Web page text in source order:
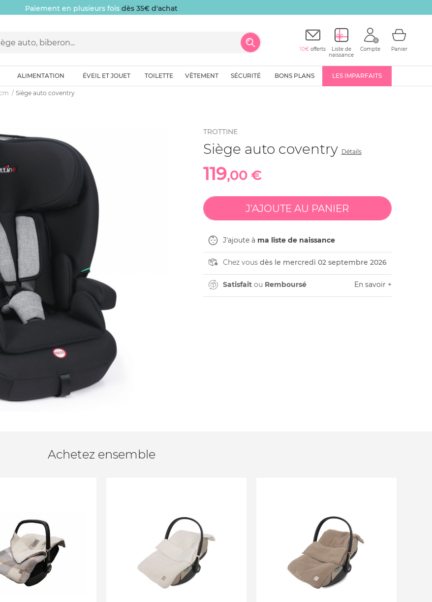
Paiement en plusieurs fois dès 35€ d'achat
10€ offerts
Liste de
naissance
Compte Panier
ALIMENTATION ÉVEIL ET JOUET TOILETTE VÊTEMENT SÉCURITÉ BONS PLANS LES IMPARFAITS
Siège auto coventry
TROTTINE
Siège auto coventry Détails
119,00 €
J'ajoute à ma liste de naissance
Chez vous dès le mercredi 02 septembre 2026
Satisfaitou Remboursé En savoir +
Achetez ensemble